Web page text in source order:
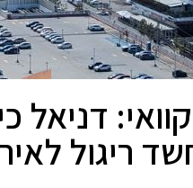
דניאל
ריגול